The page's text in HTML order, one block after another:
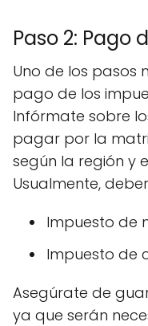
Paso 2: Pago
Uno de los pasos
pago de los
Infórmate sobre
pagar por la
según la región y
Usualmente,
Impuesto de
Impuesto de
Asegúrate de
ya que serán